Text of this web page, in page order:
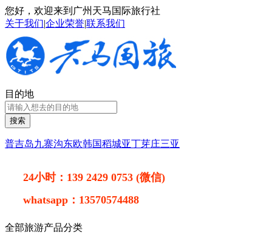
您好，欢迎来到广州天马国际旅行社
关于我们|企业荣誉|联系我们
目的地
搜索
普吉岛九寨沟东欧韩国稻城亚丁芽庄三亚
24小时： 139 2429 0753 (微信)
whatsapp： 13570574488
全部旅游产品分类